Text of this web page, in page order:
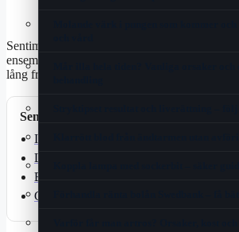
Sentimental Value (originaltitel
ensemble där Renate Reinsve och Stellan
lång frånvaro.
Senaste artiklar
Id-kort Skatteverket – ansökan, pris och
Lärarkalender 25/26 – Jämför priser och
Bästa restauranger nära mig i Dublin,
Göra egna ljus av gammalt stearin –